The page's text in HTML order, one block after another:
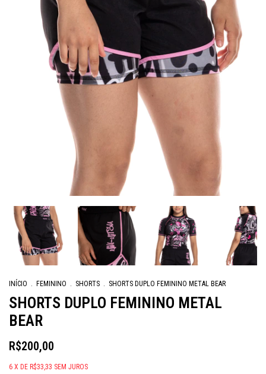
INÍCIO FEMININO SHORTS SHORTS DUPLO FEMININO METAL BEAR
SHORTS DUPLO FEMININO METAL
BEAR
R$200,00
6 X DE R$33,33 SEM JUROS